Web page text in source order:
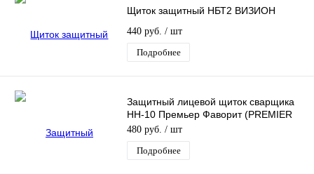
Щиток защитный НБТ2 ВИЗИОН
440 руб. / шт
Подробнее
Защитный лицевой щиток сварщика
НН-10 Премьер Фаворит (PREMIER
Favori®T) (10)
480 руб. / шт
Подробнее